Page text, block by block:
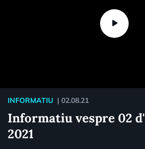
INFORMATIU | 02.08.21
Informatiu vespre 02
2021